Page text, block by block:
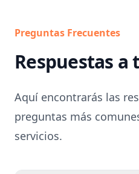
Preguntas Frecuentes
Respuestas a
Aquí encontrarás las
preguntas más
servicios.